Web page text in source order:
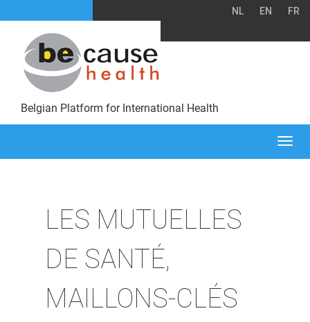
NL EN FR
Belgian Platform for International Health
LES MUTUELLES
DE SANTÉ,
MAILLONS-CLÉS